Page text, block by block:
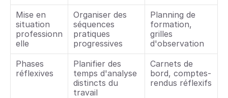
Mise en
situation
professionn
elle
Organiser des
séquences
pratiques
progressives
Planning de
formation,
grilles
d'observation
Phases
réflexives
Planifier des
temps d'analyse
distincts du
travail
Carnets de
bord, comptes-
rendus réflexifs